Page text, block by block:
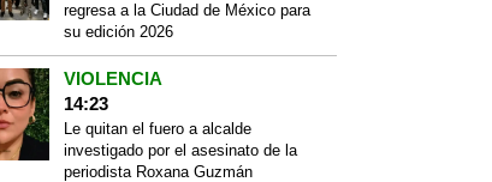
regresa a la Ciudad de México para
su edición 2026
VIOLENCIA
14:23
Le quitan el fuero a alcalde
investigado por el asesinato de la
periodista Roxana Guzmán